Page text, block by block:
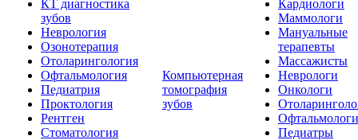
КТ диагностика
зубов
Неврология
Озонотерапия
Отоларингология
Офтальмология
Педиатрия
Проктология
Рентген
Стоматология
Компьютерная
томография
зубов
Кардиологи
Маммологи
Мануальные
терапевты
Массажисты
Неврологи
Онкологи
Офтальмологи
Педиатры